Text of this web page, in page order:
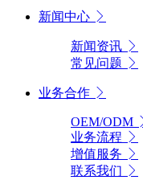
新闻中心
新闻资讯
常见问题
业务合作
OEM/ODM
业务流程
增值服务
联系我们